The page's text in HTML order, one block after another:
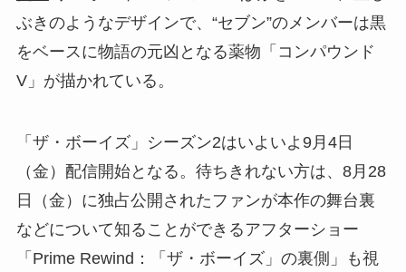
ぶきのようなデザインで、“セブン”のメンバーは黒
をベースに物語の元凶となる薬物「コンパウンド
V」が描かれている。
「ザ・ボーイズ」シーズン2はいよいよ9月4日
（金）配信開始となる。待ちきれない方は、8月28
日（金）に独占公開されたファンが本作の舞台裏
などについて知ることができるアフターショー
「Prime Rewind：「ザ・ボーイズ」の裏側」も視